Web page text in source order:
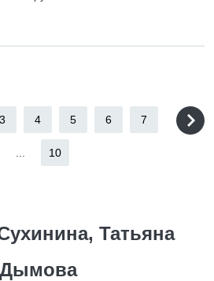
3 4 5 6 7
10
Татьяна
Дымова